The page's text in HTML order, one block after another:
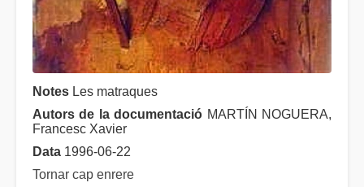
Notes Les matraques
Autors de la documentació MARTÍN NOGUERA,
Francesc Xavier
Data 1996-06-22
Tornar cap enrere